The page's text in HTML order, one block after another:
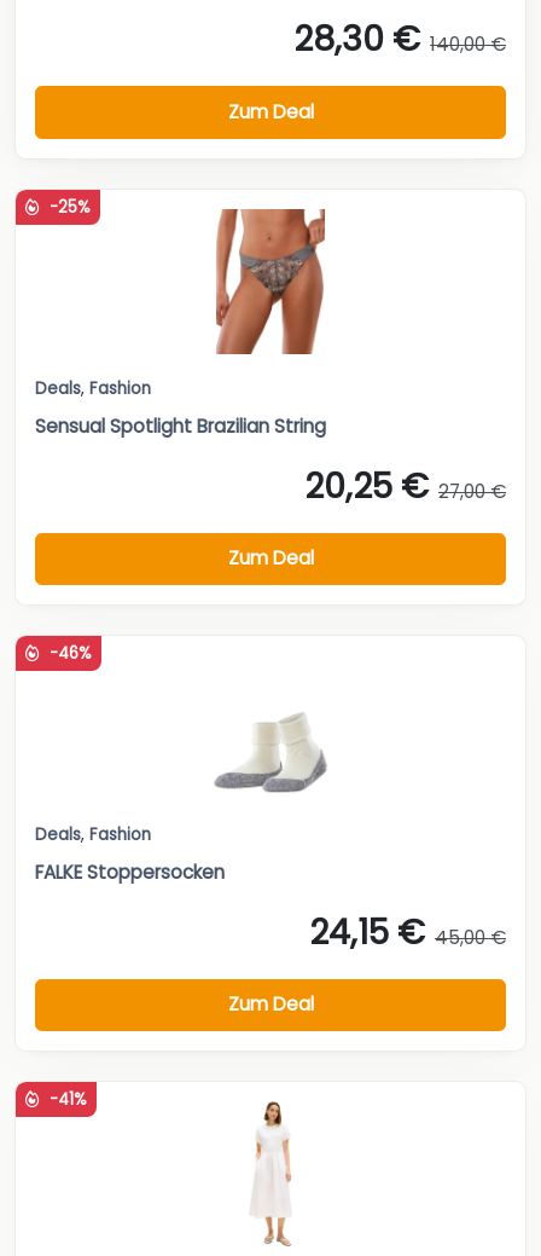
28,30 € 140,00 €
Zum Deal
-25%
Deals, Fashion
Sensual Spotlight Brazilian String
20,25 € 27,00 €
Zum Deal
-46%
Deals, Fashion
FALKE Stoppersocken
24,15 € 45,00 €
Zum Deal
-41%